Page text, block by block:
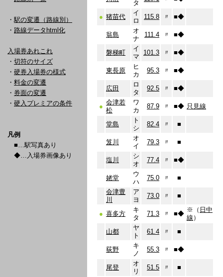
・ 駅の変遷（路線別）
・ 路線データhtml化
入場券あれこれ
・ 切符のサイズ
・ 硬券入場券の様式
・ 料金の変遷
・ 券面の変遷
・ 硬入プレミアの条件
凡例
■…駅写真あり
◆…入場券画像あり
タ
● 猪苗代
イ
ロ
115.8 〃 ■◆
翁島
オ
ナ
111.4 〃 ■◆
磐梯町
イ
マ
101.3 〃 ■◆
東長原
ヒ
カ
95.3 〃 ■◆
広田
ロ
タ
92.5 〃 ■◆
●
会津若
松
ワ
カ
87.9 〃 ■◆ 只見線
堂島
ト
シ
82.4 〃 ■
笈川
オ
イ
79.3 〃 ■
塩川
シ
オ
77.4 〃 ■◆
姥堂
ウ
ハ
75.0 〃
■
会津豊
川
ア
ヨ
73.0 〃 ■
● 喜多方
キ
タ
71.3 〃 ■◆
※（ 日中
線 ）
山都
ヤ
ト
61.4 〃 ■
荻野
キ
ノ
55.3 〃 ■◆
尾登
オ
リ
51.5 〃 ■